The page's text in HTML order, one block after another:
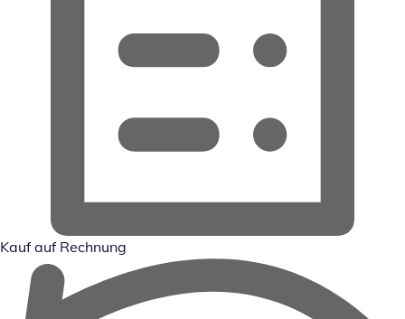
Kauf auf Rechnung